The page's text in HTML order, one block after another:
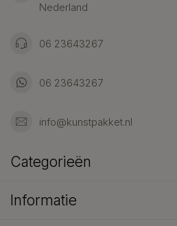
Nederland
06 23643267
06 23643267
info@kunstpakket.nl
Categorieën
Informatie